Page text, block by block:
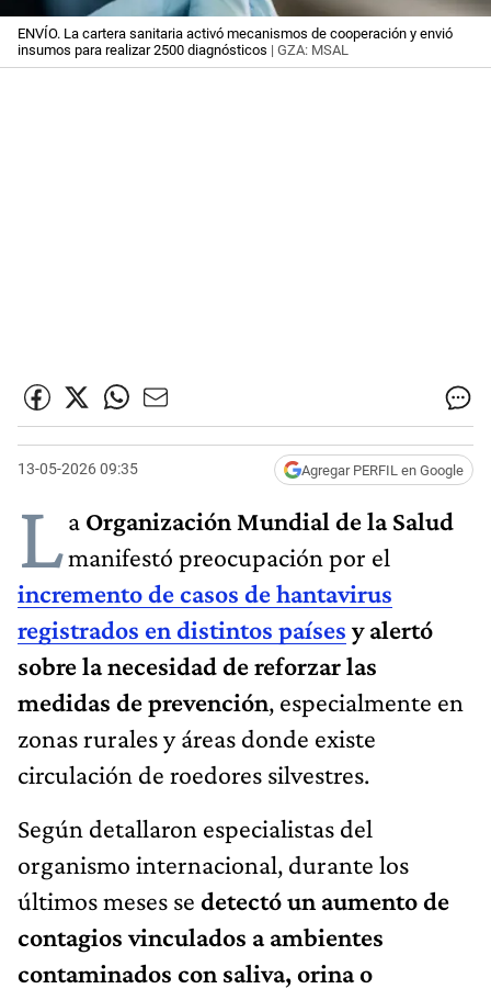
ENVÍO. La cartera sanitaria activó mecanismos de cooperación y envió
insumos para realizar 2500 diagnósticos | GZA: MSAL
13-05-2026 09:35 Agregar PERFIL en Google
La Organización Mundial de la Salud
manifestó preocupación por el
incremento de casos de hantavirus
registrados en distintos paísesy alertó
sobre la necesidad de reforzar las
medidas de prevención, especialmente en
zonas rurales y áreas donde existe
circulación de roedores silvestres.
Según detallaron especialistas del
organismo internacional, durante los
últimos meses se detectó un aumento de
contagios vinculados a ambientes
contaminados con saliva, orina o